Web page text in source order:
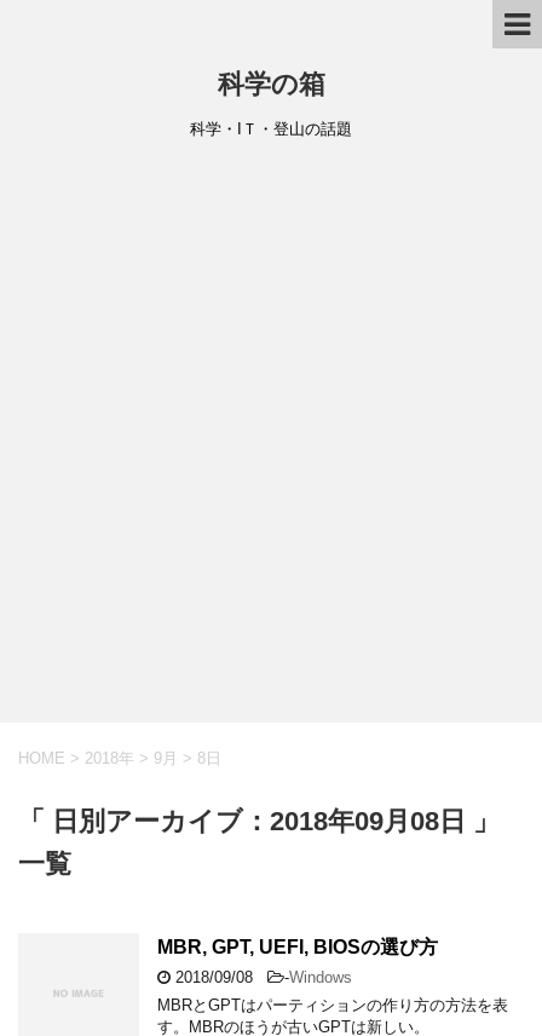
科学の箱
科学・IＴ・登山の話題
HOME > 2018年 > 9月 > 8日
「 日別アーカイブ：2018年09月08日 」
一覧
MBR, GPT, UEFI, BIOSの選び方
2018/09/08 -Windows
MBRとGPTはパーティションの作り方の方法を表
す。MBRのほうが古いGPTは新しい。